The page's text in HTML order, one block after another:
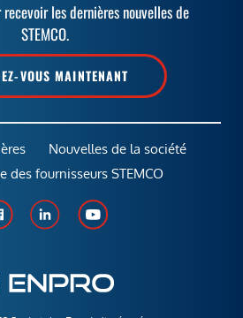
recevoir les dernières nouvelles de
STEMCO.
VOUS MAINTENANT
Nouvelles de la société
des fournisseurs STEMCO